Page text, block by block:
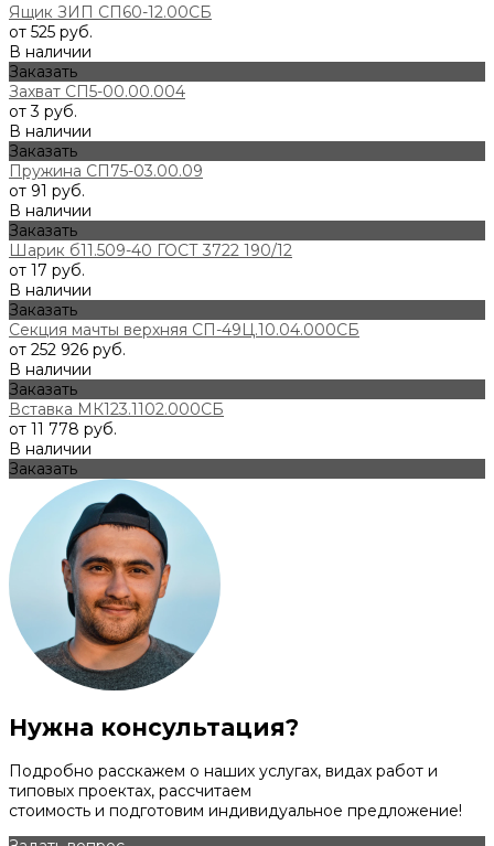
Ящик ЗИП СП60-12.00СБ
от 525 руб.
В наличии
Заказать
Захват СП5-00.00.004
от 3 руб.
В наличии
Заказать
Пружина СП75-03.00.09
от 91 руб.
В наличии
Заказать
Шарик б11.509-40 ГОСТ 3722 190/12
от 17 руб.
В наличии
Заказать
Секция мачты верхняя СП-49Ц.10.04.000СБ
от 252 926 руб.
В наличии
Заказать
Вставка МК123.1102.000СБ
от 11 778 руб.
В наличии
Заказать
Нужна консультация?
Подробно расскажем о наших услугах, видах работ и
типовых проектах, рассчитаем
стоимость и подготовим индивидуальное предложение!